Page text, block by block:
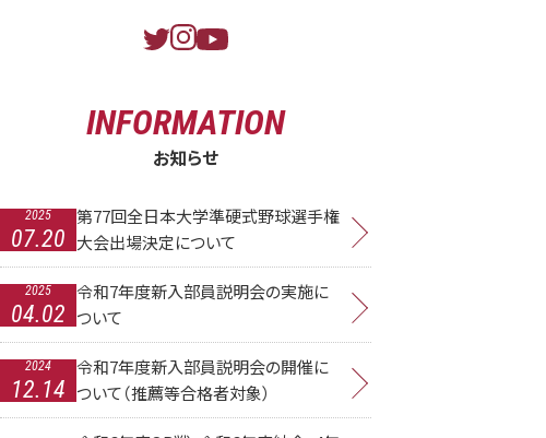
INFORMATION
お知らせ
2025
07.20
第77回全日本大学準硬式野球選手権
大会出場決定について
2025
04.02
令和7年度新入部員説明会の実施に
ついて
2024
12.14
令和7年度新入部員説明会の開催に
ついて（推薦等合格者対象）